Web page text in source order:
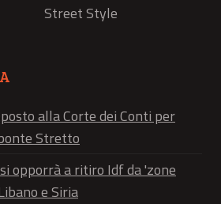
Street Style
alla Corte dei Conti per
Stretto
opporrà a ritiro Idf da 'zone
e Siria